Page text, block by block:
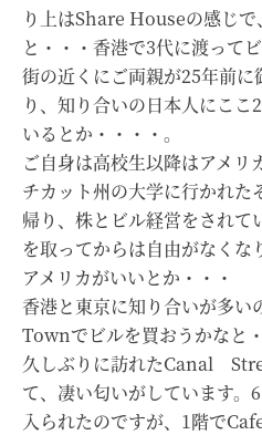
り上はShare Houseの感じ
と・・・香港で3代に渡って
街の近くにご両親が25年前
り、知り合いの日本人にこ
いるとか・・・・。
ご自身は高校生以降はアメリ
チカット州の大学に行かれた
帰り、株とビル経営をされて
を取ってからは自由がなくな
アメリカがいいとか・・・
香港と東京に知り合いが多
Townでビルを買おうかなと
久しぶりに訪れたCanal
て、凄い匂いがしています。
入られたのですが、1階で